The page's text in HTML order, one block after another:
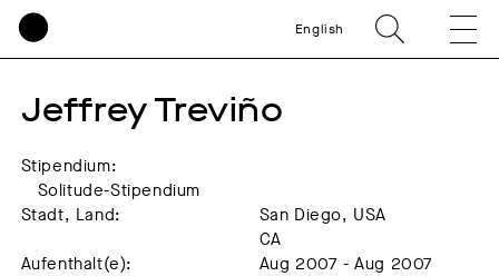
English
Jeffrey Treviño
Stipendium:
Solitude-Stipendium
Stadt, Land:
San Diego, USA
CA
Aufenthalt(e):
Aug 2007 - Aug 2007